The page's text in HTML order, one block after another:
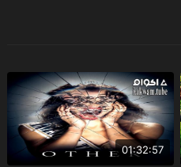
01:32:57